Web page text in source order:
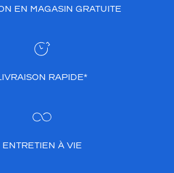
EN MAGASIN GRATUITE
RAPIDE*
ENTRETIEN À VIE